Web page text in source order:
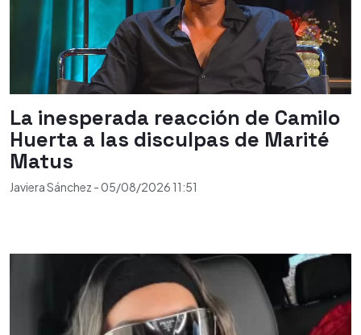
La inesperada reacción de Camilo
Huerta a las disculpas de Marité
Matus
Javiera Sánchez - 05/08/2026 11:51